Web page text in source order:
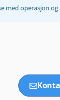
med operasjon